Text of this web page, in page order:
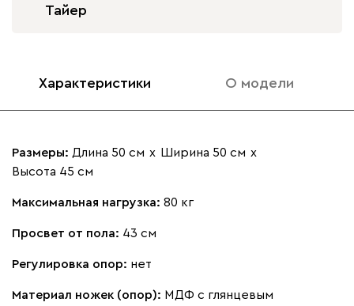
Тайер
Характеристики О модели
Размеры: Длина 50 см х Ширина 50 см х
Высота 45 см
Максимальная нагрузка: 80 кг
Просвет от пола: 43 см
Регулировка опор: нет
Материал ножек (опор): МДФ с глянцевым